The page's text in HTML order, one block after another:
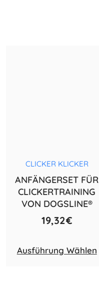
CLICKER KLICKER
ANFÄNGERSET FÜR
CLICKERTRAINING
VON DOGSLINE®
19,32€
Ausführung Wählen